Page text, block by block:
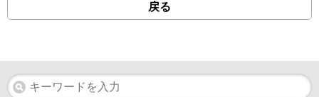
戻る